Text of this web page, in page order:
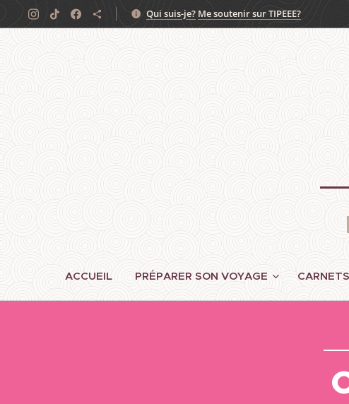
Qui suis-je? Me soutenir sur TIPEEE?
ACCUEIL PRÉPARER SON VOYAGE